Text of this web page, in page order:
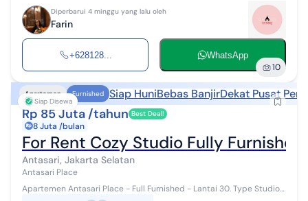
Diperbarui 4 minggu yang lalu oleh
Farin
+628128... WhatsApp
10
Siap Disewa
Apartemen Furnished Siap HuniBebas BanjirDekat Pusat
Rp 85 Juta /tahun Best Deal!
8 Juta /bulan
For Rent Cozy Studio Fully
Antasari, Jakarta Selatan
Antasari Place
Apartemen Antasari Place - Full Furnished - Lantai 30. Type Studio -